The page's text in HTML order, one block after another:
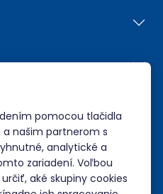
sa
si rady?
pomocou tlačidla
našim partnerom s
analytické a
zariadení. Voľbou
aké skupiny cookies